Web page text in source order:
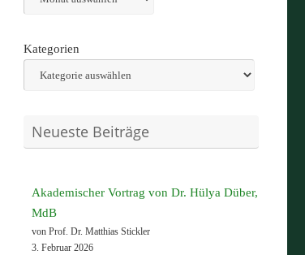
Kategorien
Neueste Beiträge
Akademischer Vortrag von Dr. Hülya Düber,
MdB
von Prof. Dr. Matthias Stickler
3. Februar 2026